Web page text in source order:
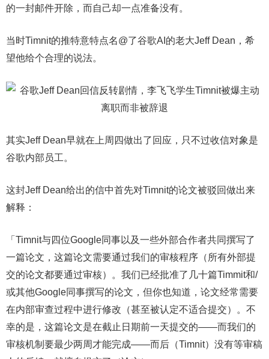
的一封邮件开除，而自己却一点准备没有。
当时Timnit的推特意特点名@了谷歌AI的老大Jeff Dean，希
望他给个合理的说法。
其实Jeff Dean早就在上周四做出了回应，只不过收信对象是
谷歌内部员工。
这封Jeff Dean给出的信中首先对Timnit的论文被驳回做出来
解释：
「Timnit与四位Google同事以及一些外部合作者共同撰写了
一篇论文，这篇论文需要通过我们的审核程序（所有外部提
交的论文都要通过审核）。我们已经批准了几十篇Timmit和/
或其他Google同事撰写的论文，但你也知道，论文经常需要
在内部审查过程中进行修改（甚至被认定不适合提交）。不
幸的是，这篇论文是在截止日期前一天提交的——而我们的
审核机制要最少两周才能完成——而后（Timnit）没有等审稿